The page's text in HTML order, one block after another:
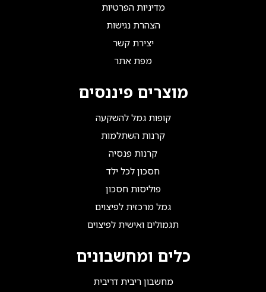
מדיניות הפרטיות
הצהרת נגישות
יצירת קשר
מפת אתר
מוצרים פיננסים
קופות גמל להשקעה
קרנות השתלמות
קרנות פנסיה
חסכון לכל ילד
פוליסות חסכון
גמל מרכזית לפיצוים
תגמולים ואישית לפיצוים
כלים ומחשבונים
מחשבון ריבית דריבית